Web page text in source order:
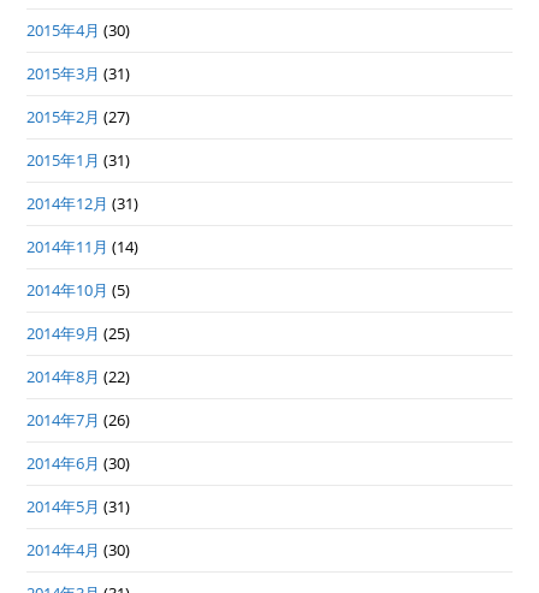
2015年4月 (30)
2015年3月 (31)
2015年2月 (27)
2015年1月 (31)
2014年12月 (31)
2014年11月 (14)
2014年10月 (5)
2014年9月 (25)
2014年8月 (22)
2014年7月 (26)
2014年6月 (30)
2014年5月 (31)
2014年4月 (30)